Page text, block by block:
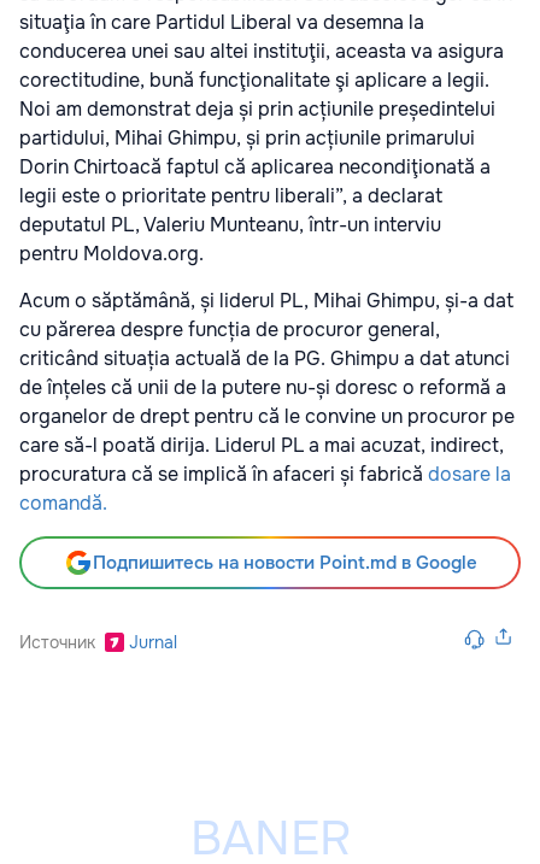
situaţia în care Partidul Liberal va desemna la
conducerea unei sau altei instituţii, aceasta va asigura
corectitudine, bună funcţionalitate şi aplicare a legii.
Noi am demonstrat deja și prin acțiunile președintelui
partidului, Mihai Ghimpu, și prin acțiunile primarului
Dorin Chirtoacă faptul că aplicarea necondiţionată a
legii este o prioritate pentru liberali”, a declarat
deputatul PL, Valeriu Munteanu, într-un interviu
pentru Moldova.org.
Acum o săptămână, și liderul PL, Mihai Ghimpu, și-a dat
cu părerea despre funcția de procuror general,
criticând situația actuală de la PG. Ghimpu a dat atunci
de înțeles că unii de la putere nu-și doresc o reformă a
organelor de drept pentru că le convine un procuror pe
care să-l poată dirija. Liderul PL a mai acuzat, indirect,
procuratura că se implică în afaceri și fabrică dosare la
comandă.
Подпишитесь на новости Point.md в Google
Источник Jurnal